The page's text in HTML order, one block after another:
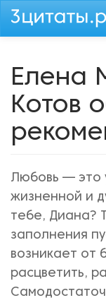
Перейти
Елена
Котов
Любовь — это
жизненной и
тебе, Диана?
заполнения
возникает от
расцветить,